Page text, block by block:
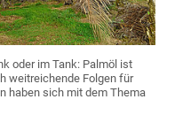
oder im Tank: Palmöl ist
weitreichende Folgen für
haben sich mit dem Thema